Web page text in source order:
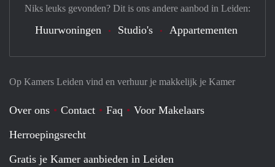
Op Kamers Leiden vind en verhuur je makkelijk je Kamer
Over ons Contact Faq
Voor Makelaars
Herroepingsrecht
Gratis je Kamer aanbieden in Leiden
Niks leuks gevonden? Dit is ons andere aanbod in Leiden:
Huurwoningen Studio's Appartementen